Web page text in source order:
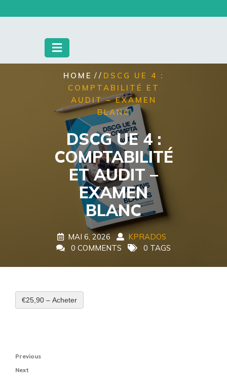
to
HOME / / DSCG UE 4 :
COMPTABILITÉ ET
AUDIT – EXAMEN
BLANC
DSCG UE 4 :
COMPTABILITÉ
ET AUDIT –
EXAMEN
BLANC
MAI 6, 2026
KPRADOS
0 COMMENTS
0 TAGS
€25,90 – Acheter
Navigation
de
Previous
Post
Previous
Next
Next